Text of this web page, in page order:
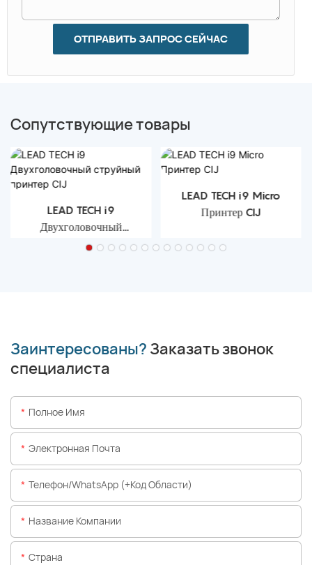
ОТПРАВИТЬ ЗАПРОС СЕЙЧАС
Сопутствующие товары
LEAD TECH i9
Двухголовочный
струйный принтер CIJ
LEAD TECH i9 Micro
Принтер CIJ
Заинтересованы? Заказать звонок
специалиста
Полное Имя
Электронная Почта
Телефон/WhatsApp (+код Области)
Название Компании
Страна